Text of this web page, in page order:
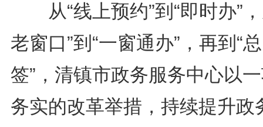
从“线上预约”到“即时办”，
老窗口”到“一窗通办”，再到“
签”，清镇市政务服务中心以
务实的改革举措，持续提升政